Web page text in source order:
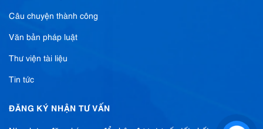
Câu chuyện thành công
Văn bản pháp luật
Thư viện tài liệu
Tin tức
ĐĂNG KÝ NHẬN TƯ VẤN